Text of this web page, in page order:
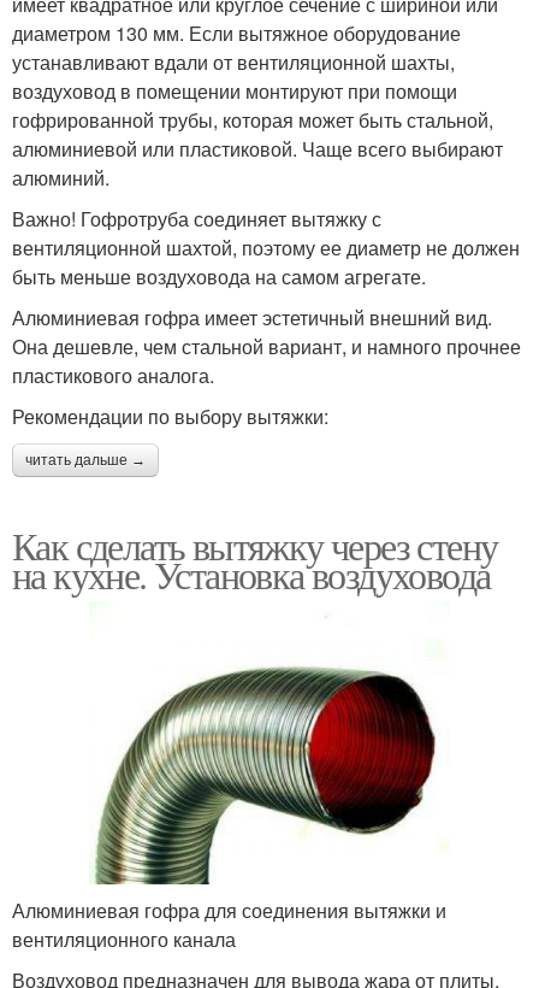
диаметром 130 мм. Если вытяжное оборудование
устанавливают вдали от вентиляционной шахты,
воздуховод в помещении монтируют при помощи
гофрированной трубы, которая может быть стальной,
алюминиевой или пластиковой. Чаще всего выбирают
алюминий.
Важно! Гофротруба соединяет вытяжку с
вентиляционной шахтой, поэтому ее диаметр не должен
быть меньше воздуховода на самом агрегате.
Алюминиевая гофра имеет эстетичный внешний вид.
Она дешевле, чем стальной вариант, и намного прочнее
пластикового аналога.
Рекомендации по выбору вытяжки:
читать дальше →
Как сделать вытяжку через стену
на кухне. Установка воздуховода
Алюминиевая гофра для соединения вытяжки и
вентиляционного канала
Воздуховод предназначен для вывода жара от плиты,